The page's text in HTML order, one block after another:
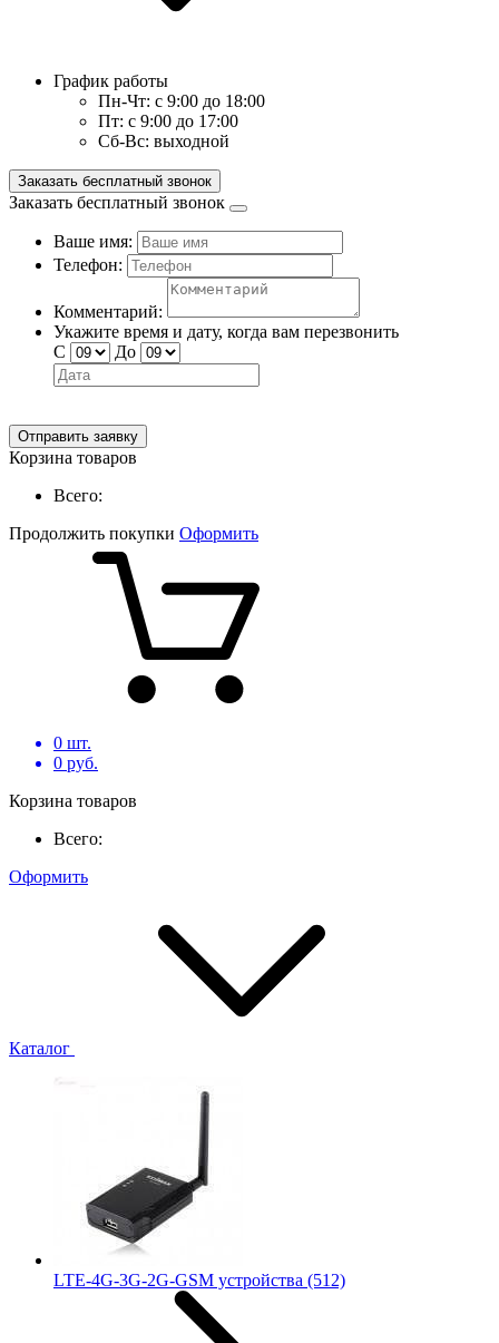
График работы
Пн-Чт: с 9:00 до 18:00
Пт: с 9:00 до 17:00
Сб-Вс: выходной
Заказать бесплатный звонок
Заказать бесплатный звонок
Ваше имя:
Телефон:
Комментарий:
Укажите время и дату, когда вам перезвонить
С
До
Отправить заявку
Корзина товаров
Всего:
Продолжить покупки Оформить
0 шт.
0 руб.
Корзина товаров
Всего:
Оформить
Каталог
LTE-4G-3G-2G-GSM устройства (512)